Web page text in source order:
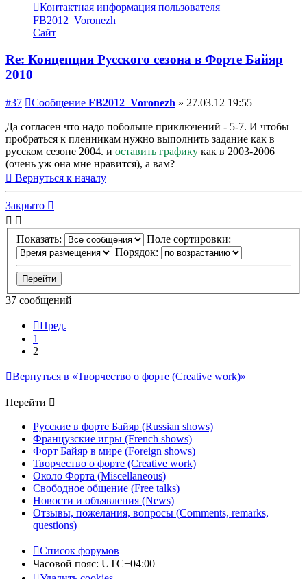
Контактная информация пользователя
FB2012_Voronezh
Сайт
Re: Концепция Русского сезона в Форте Байяр
2010
#37 Сообщение FB2012_Voronezh » 27.03.12 19:55
Да согласен что надо побольше приключений - 5-7. И чтобы
пробраться к пленникам нужно выполнить задание как в
русском сезоне 2004. и оставить графику как в 2003-2006
(очень уж она мне нравится), а вам?
Вернуться к началу
Закрыто
Показать:
Поле сортировки:
Порядок:
37 сообщений
Пред.
1
2
Вернуться в «Творчество о форте (Creative work)»
Перейти
Русские в форте Байяр (Russian shows)
Французские игры (French shows)
Форт Байяр в мире (Foreign shows)
Творчество о форте (Creative work)
Около Форта (Miscellaneous)
Свободное общение (Free talks)
Новости и объявления (News)
Отзывы, пожелания, вопросы (Comments, remarks,
questions)
Список форумов
Часовой пояс: UTC+04:00